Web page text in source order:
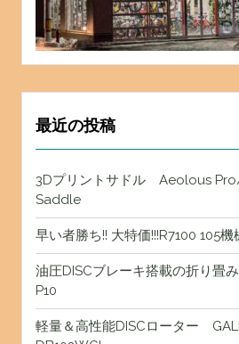
最近の投稿
3Dプリントサドル Aeolous
Saddle
早い者勝ち!! 大特価!!!R7100 105
油圧DISCブレーキ搭載の折り畳
P10
軽量＆高性能DISCローター